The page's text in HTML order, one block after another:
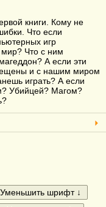
книги. Кому не
Что если
игр
Что с ним
А если эти
и с нашим миром
играть? А если
Убийцей? Магом?